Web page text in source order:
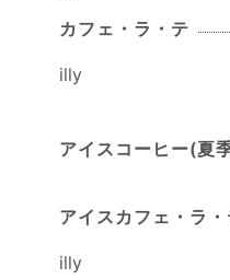
カフェ・ラ・テ
illy
アイスコーヒー(夏
アイスカフェ・ラ・
illy